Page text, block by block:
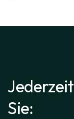
Jederzeit
Sie: